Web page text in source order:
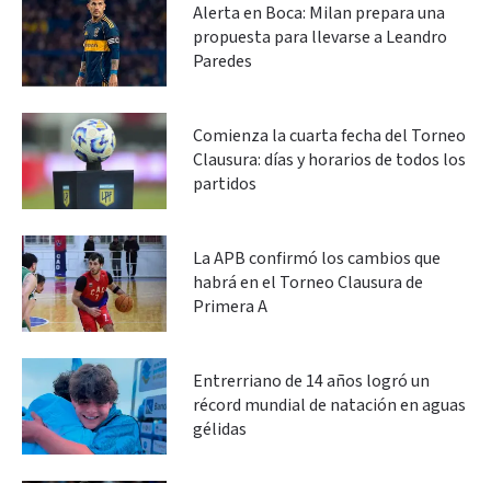
Alerta en Boca: Milan prepara una
propuesta para llevarse a Leandro
Paredes
Comienza la cuarta fecha del Torneo
Clausura: días y horarios de todos los
partidos
La APB confirmó los cambios que
habrá en el Torneo Clausura de
Primera A
Entrerriano de 14 años logró un
récord mundial de natación en aguas
gélidas